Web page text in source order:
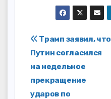
Навигация
по
записям
Трамп заявил, что
Путин согласился
на недельное
прекращение
ударов по